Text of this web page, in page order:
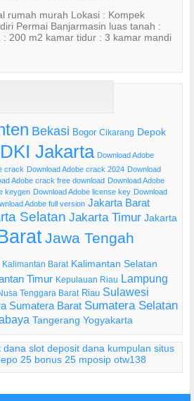
rumah murah Lokasi : Kompek
Permai Banjarmasin luas tanah :
200 m2 kamar tidur : 3 kamar mandi
Bekasi Bogor Cikarang Depok
DKI Jakarta Download Adobe
crack Download Adobe crack 2024 Download
Adobe crack free download Download Adobe
keygen Download Adobe license key Download
Adobe full version Jakarta Barat
Selatan Jakarta Timur Jakarta
Jawa Tengah
Kalimantan Barat Kalimantan Selatan
Timur Kepulauan Riau Lampung
Tenggara Barat Riau Sulawesi
Sumatera Barat Sumatera Selatan
Tangerang Yogyakarta
dana slot deposit dana kumpulan situs
25 bonus 25 mposip otw138